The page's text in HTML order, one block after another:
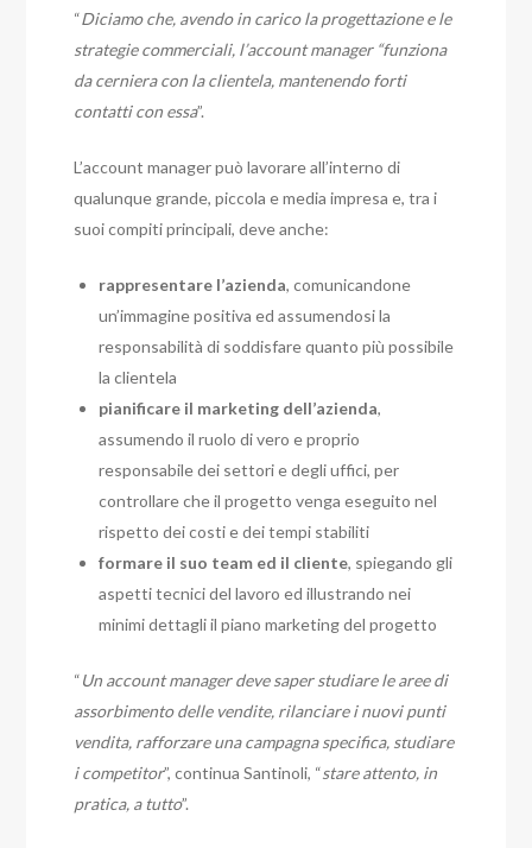
“Diciamo che, avendo in carico la progettazione e le
strategie commerciali, l’account manager “funziona
da cerniera con la clientela, mantenendo forti
contatti con essa”.
L’account manager può lavorare all’interno di
qualunque grande, piccola e media impresa e, tra i
suoi compiti principali, deve anche:
rappresentare l’azienda, comunicandone
un’immagine positiva ed assumendosi la
responsabilità di soddisfare quanto più possibile
la clientela
pianificare il marketing dell’azienda,
assumendo il ruolo di vero e proprio
responsabile dei settori e degli uffici, per
controllare che il progetto venga eseguito nel
rispetto dei costi e dei tempi stabiliti
formare il suo team ed il cliente, spiegando gli
aspetti tecnici del lavoro ed illustrando nei
minimi dettagli il piano marketing del progetto
“Un account manager deve saper studiare le aree di
assorbimento delle vendite, rilanciare i nuovi punti
vendita, rafforzare una campagna specifica, studiare
i competitor”, continua Santinoli, “stare attento, in
pratica, a tutto”.